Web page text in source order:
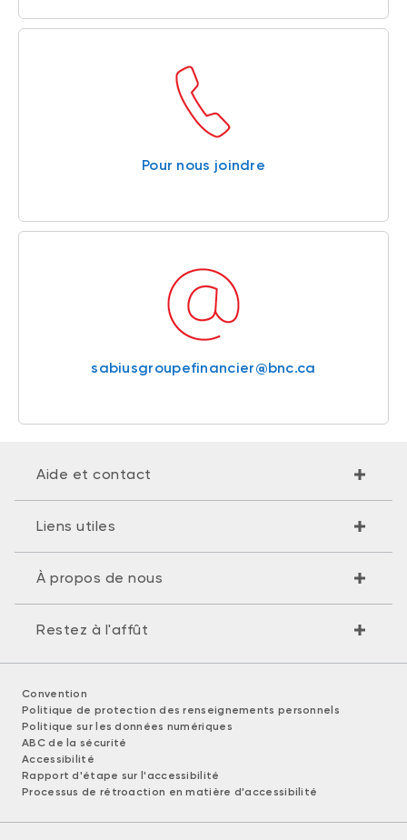
Pour nous joindre
sabiusgroupefinancier@bnc.ca
Aide et contact
Liens utiles
À propos de nous
Restez à l'affût
Convention
Politique de protection des renseignements personnels
Politique sur les données numériques
ABC de la sécurité
Accessibilité
Rapport d'étape sur l'accessibilité
Processus de rétroaction en matière d'accessibilité